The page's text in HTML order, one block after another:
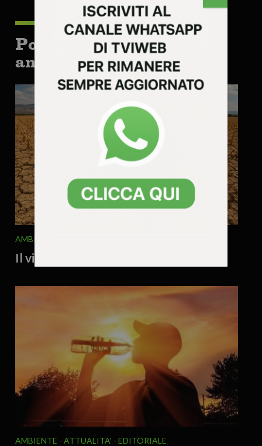
Potrebbe interessarti
anche:
AMBIENTE
Il vicentino brucia, agricoltura ko
AMBIENTE ATTUALITA'
EDITORIALE